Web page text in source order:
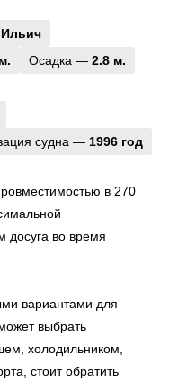
Осадка — 2.8 м.
судна — 1996 год
в 270
досуга во время
вариантами для
выбрать
холодильником,
стоит обратить